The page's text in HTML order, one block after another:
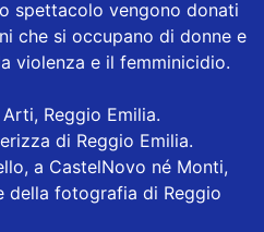
spettacolo vengono donati
che si occupano di donne e
violenza e il femminicidio.
Reggio Emilia.
di Reggio Emilia.
a CastelNovo né Monti,
della fotografia di Reggio